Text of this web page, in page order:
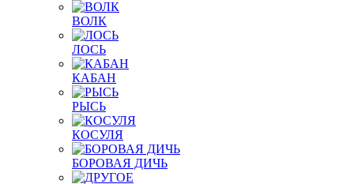
ВОЛК
ЛОСЬ
КАБАН
РЫСЬ
КОСУЛЯ
БОРОВАЯ ДИЧЬ